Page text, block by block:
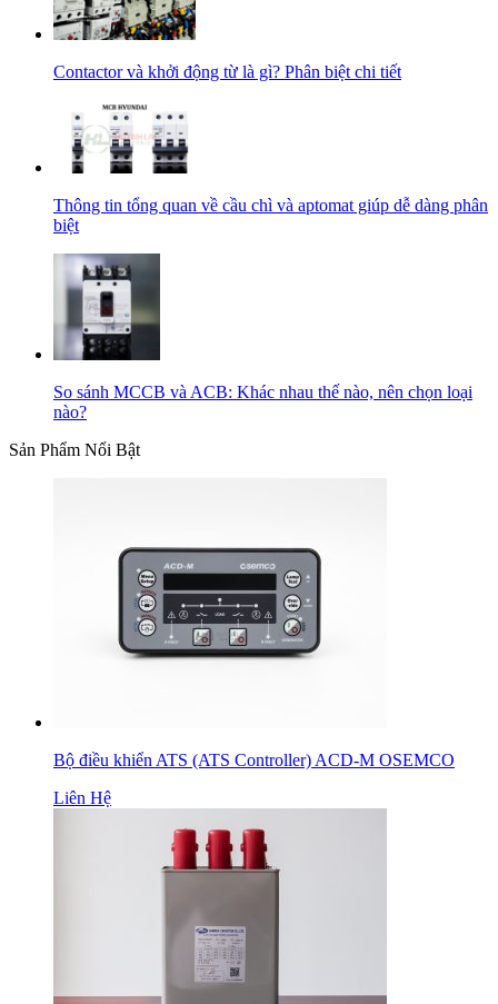
Contactor và khởi động từ là gì? Phân biệt chi tiết
Thông tin tổng quan về cầu chì và aptomat giúp dễ dàng phân
biệt
So sánh MCCB và ACB: Khác nhau thế nào, nên chọn loại
nào?
Sản Phẩm Nổi Bật
Bộ điều khiển ATS (ATS Controller) ACD-M OSEMCO
Liên Hệ